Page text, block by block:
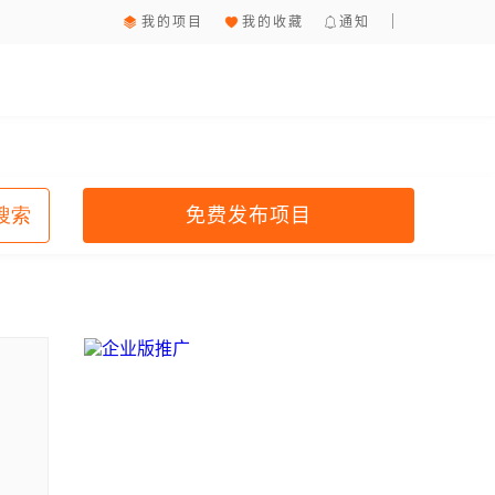
我的项目 我的收藏 通知
索 免费发布项目